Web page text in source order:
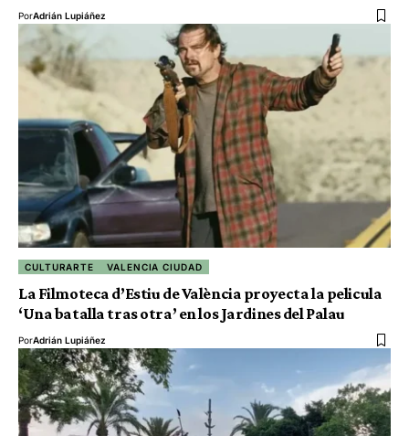
PorAdrián Lupiáñez
CULTURARTE VALENCIA CIUDAD
La Filmoteca d’Estiu de València proyecta la pelicula
‘Una batalla tras otra’ en los Jardines del Palau
PorAdrián Lupiáñez